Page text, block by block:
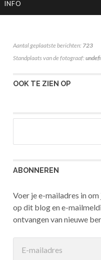
INFO
Aantal geplaatste berichten: 723
Standplaats van de fotograaf:
OOK TE ZIEN OP
ABONNEREN
Voer je e-mailadres in
op dit blog en e-
ontvangen van nieuwe
mailadres